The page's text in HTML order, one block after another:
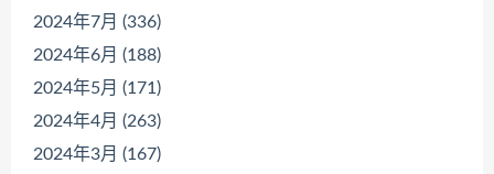
2024年7月 (336)
2024年6月 (188)
2024年5月 (171)
2024年4月 (263)
2024年3月 (167)